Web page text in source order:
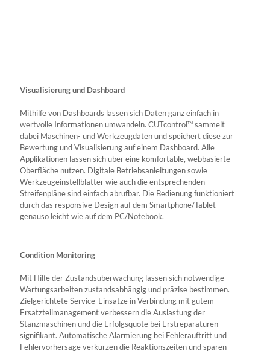
Visualisierung und Dashboard
Mithilfe von Dashboards lassen sich Daten ganz einfach in
wertvolle Informationen umwandeln. CUTcontrol™ sammelt
dabei Maschinen- und Werkzeugdaten und speichert diese zur
Bewertung und Visualisierung auf einem Dashboard. Alle
Applikationen lassen sich über eine komfortable, webbasierte
Oberfläche nutzen. Digitale Betriebsanleitungen sowie
Werkzeugeinstellblätter wie auch die entsprechenden
Streifenpläne sind einfach abrufbar. Die Bedienung funktioniert
durch das responsive Design auf dem Smartphone/Tablet
genauso leicht wie auf dem PC/Notebook.
Condition Monitoring
Mit Hilfe der Zustandsüberwachung lassen sich notwendige
Wartungsarbeiten zustandsabhängig und präzise bestimmen.
Zielgerichtete Service-Einsätze in Verbindung mit gutem
Ersatzteilmanagement verbessern die Auslastung der
Stanzmaschinen und die Erfolgsquote bei Erstreparaturen
signifikant. Automatische Alarmierung bei Fehlerauftritt und
Fehlervorhersage verkürzen die Reaktionszeiten und sparen